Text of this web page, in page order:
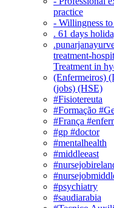
practice
- Willingness
. 61 days
treatment-
Treatment in
(Enfermeiros)
(jobs) (HSE)
#Fisiotereuta
#Formação
#França
#gp #doctor
#mentalhealth
#middleeast
#psychiatry
#saudiarabia